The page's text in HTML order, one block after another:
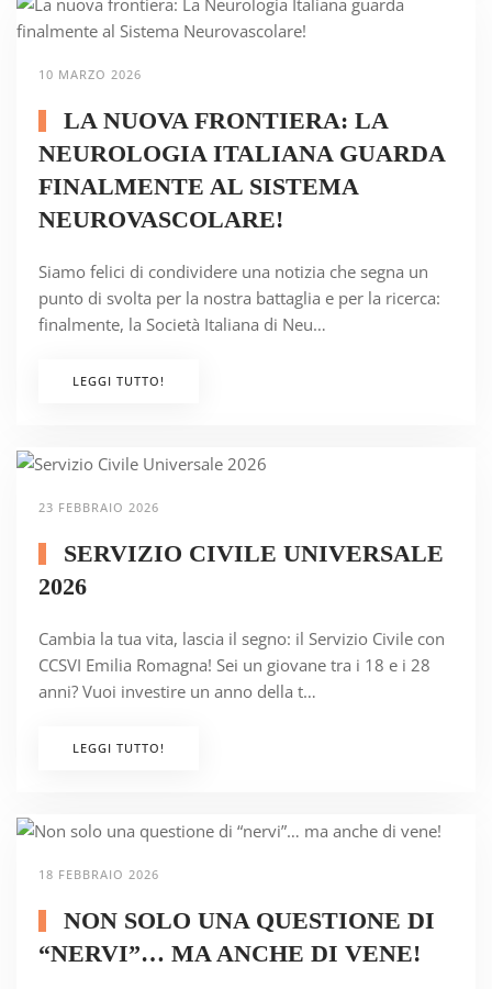
10 MARZO 2026
LA NUOVA FRONTIERA: LA
NEUROLOGIA ITALIANA GUARDA
FINALMENTE AL SISTEMA
NEUROVASCOLARE!
Siamo felici di condividere una notizia che segna un
punto di svolta per la nostra battaglia e per la ricerca:
finalmente, la Società Italiana di Neu…
LEGGI TUTTO!
23 FEBBRAIO 2026
SERVIZIO CIVILE UNIVERSALE
2026
Cambia la tua vita, lascia il segno: il Servizio Civile con
CCSVI Emilia Romagna! Sei un giovane tra i 18 e i 28
anni? Vuoi investire un anno della t…
LEGGI TUTTO!
18 FEBBRAIO 2026
NON SOLO UNA QUESTIONE DI
“NERVI”… MA ANCHE DI VENE!